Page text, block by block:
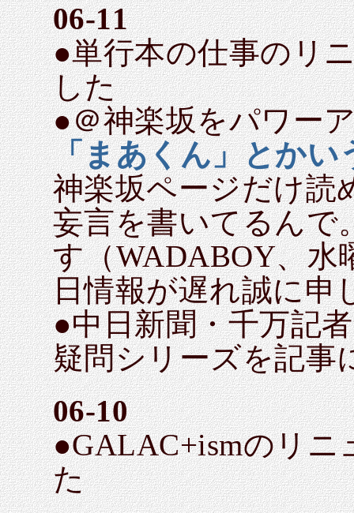
06-11
●単行本の仕事のリ
した
●＠神楽坂をパワー
「まあくん」とかい
神楽坂ページだけ読
妄言を書いてるんで
す（WADABOY、
日情報が遅れ誠に申
●中日新聞・千万記
疑問シリーズを記事
06-10
●GALAC+ismのリニ
た